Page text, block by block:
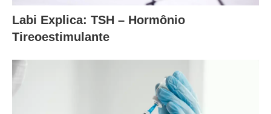
Labi Explica: TSH – Hormônio
Tireoestimulante